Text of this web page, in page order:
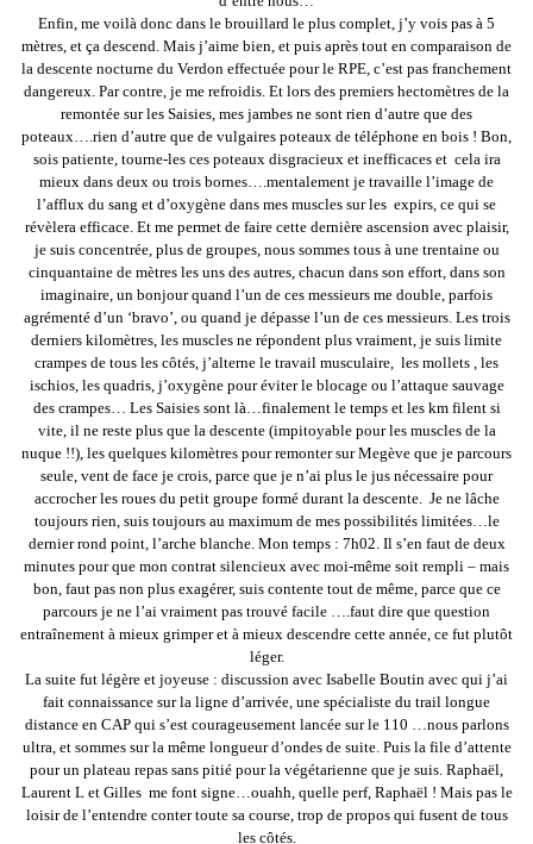
Enfin, me voilà donc dans le brouillard le plus complet, j’y vois pas à 5
mètres, et ça descend. Mais j’aime bien, et puis après tout en comparaison de
la descente nocturne du Verdon effectuée pour le RPE, c’est pas franchement
dangereux. Par contre, je me refroidis. Et lors des premiers hectomètres de la
remontée sur les Saisies, mes jambes ne sont rien d’autre que des
poteaux….rien d’autre que de vulgaires poteaux de téléphone en bois ! Bon,
sois patiente, tourne-les ces poteaux disgracieux et inefficaces et cela ira
mieux dans deux ou trois bornes….mentalement je travaille l’image de
l’afflux du sang et d’oxygène dans mes muscles sur les expirs, ce qui se
révèlera efficace. Et me permet de faire cette dernière ascension avec plaisir,
je suis concentrée, plus de groupes, nous sommes tous à une trentaine ou
cinquantaine de mètres les uns des autres, chacun dans son effort, dans son
imaginaire, un bonjour quand l’un de ces messieurs me double, parfois
agrémenté d’un ‘bravo’, ou quand je dépasse l’un de ces messieurs. Les trois
derniers kilomètres, les muscles ne répondent plus vraiment, je suis limite
crampes de tous les côtés, j’alterne le travail musculaire, les mollets , les
ischios, les quadris, j’oxygène pour éviter le blocage ou l’attaque sauvage
des crampes… Les Saisies sont là…finalement le temps et les km filent si
vite, il ne reste plus que la descente (impitoyable pour les muscles de la
nuque !!), les quelques kilomètres pour remonter sur Megève que je parcours
seule, vent de face je crois, parce que je n’ai plus le jus nécessaire pour
accrocher les roues du petit groupe formé durant la descente. Je ne lâche
toujours rien, suis toujours au maximum de mes possibilités limitées…le
dernier rond point, l’arche blanche. Mon temps : 7h02. Il s’en faut de deux
minutes pour que mon contrat silencieux avec moi-même soit rempli – mais
bon, faut pas non plus exagérer, suis contente tout de même, parce que ce
parcours je ne l’ai vraiment pas trouvé facile ….faut dire que question
entraînement à mieux grimper et à mieux descendre cette année, ce fut plutôt
léger.
La suite fut légère et joyeuse : discussion avec Isabelle Boutin avec qui j’ai
fait connaissance sur la ligne d’arrivée, une spécialiste du trail longue
distance en CAP qui s’est courageusement lancée sur le 110 …nous parlons
ultra, et sommes sur la même longueur d’ondes de suite. Puis la file d’attente
pour un plateau repas sans pitié pour la végétarienne que je suis. Raphaël,
Laurent L et Gilles me font signe…ouahh, quelle perf, Raphaël ! Mais pas le
loisir de l’entendre conter toute sa course, trop de propos qui fusent de tous
les côtés.